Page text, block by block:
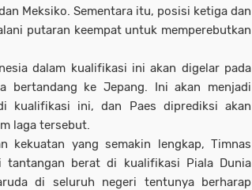
Meksiko. Sementara itu, posisi ketiga dan
putaran keempat untuk memperebutkan
dalam kualifikasi ini akan digelar pada
bertandang ke Jepang. Ini akan menjadi
kualifikasi ini, dan Paes diprediksi akan
laga tersebut.
kekuatan yang semakin lengkap, Timnas
tantangan berat di kualifikasi Piala Dunia
di seluruh negeri tentunya berharap